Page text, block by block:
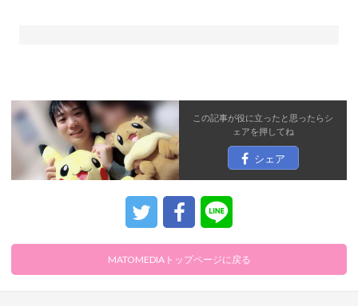
この記事が役に立ったと思ったらシ
ェアを押してね
シェア
MATOMEDIAトップページに戻る